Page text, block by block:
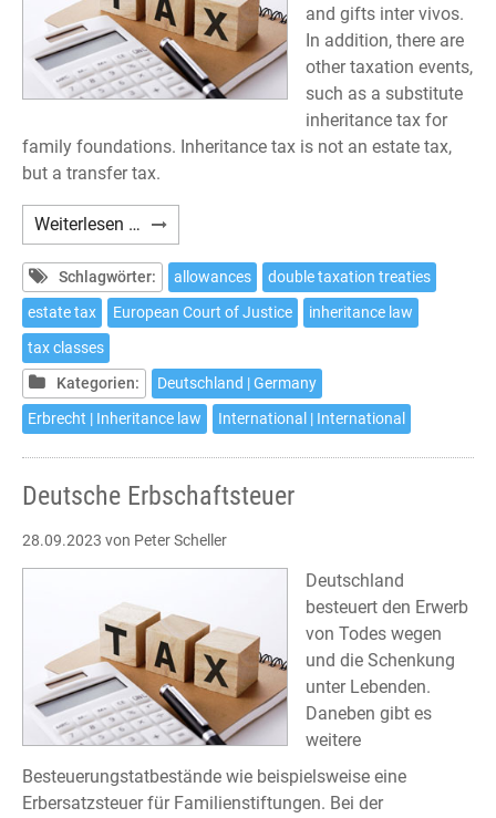
and gifts inter vivos.
In addition, there are
other taxation events,
such as a substitute
inheritance tax for
family foundations. Inheritance tax is not an estate tax,
but a transfer tax.
Weiterlesen … German
Inheritance
Tax
Schlagwörter: allowances
double taxation treaties
estate tax
European Court of Justice
inheritance law
tax classes
Kategorien:
Deutschland | Germany
Erbrecht | Inheritance law
International | International
Deutsche Erbschaftsteuer
28.09.2023 von Peter Scheller
Deutschland
besteuert den Erwerb
von Todes wegen
und die Schenkung
unter Lebenden.
Daneben gibt es
weitere
Besteuerungstatbestände wie beispielsweise eine
Erbersatzsteuer für Familienstiftungen. Bei der